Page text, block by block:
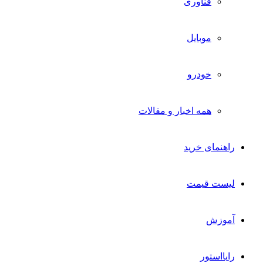
موبایل
خودرو
همه اخبار و مقالات
راهنمای خرید
لیست قیمت
آموزش
رایااستور